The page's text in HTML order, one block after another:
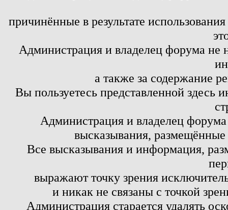
причинённые в результате
Администрация и владелец форума не
а также за содержание
Вы пользуетесь представленной здесь
Администрация и владелец
высказывания,
Все высказывания и информация,
выражают точку зрения
и никак не связаны с точкой
Администрация старается удалять